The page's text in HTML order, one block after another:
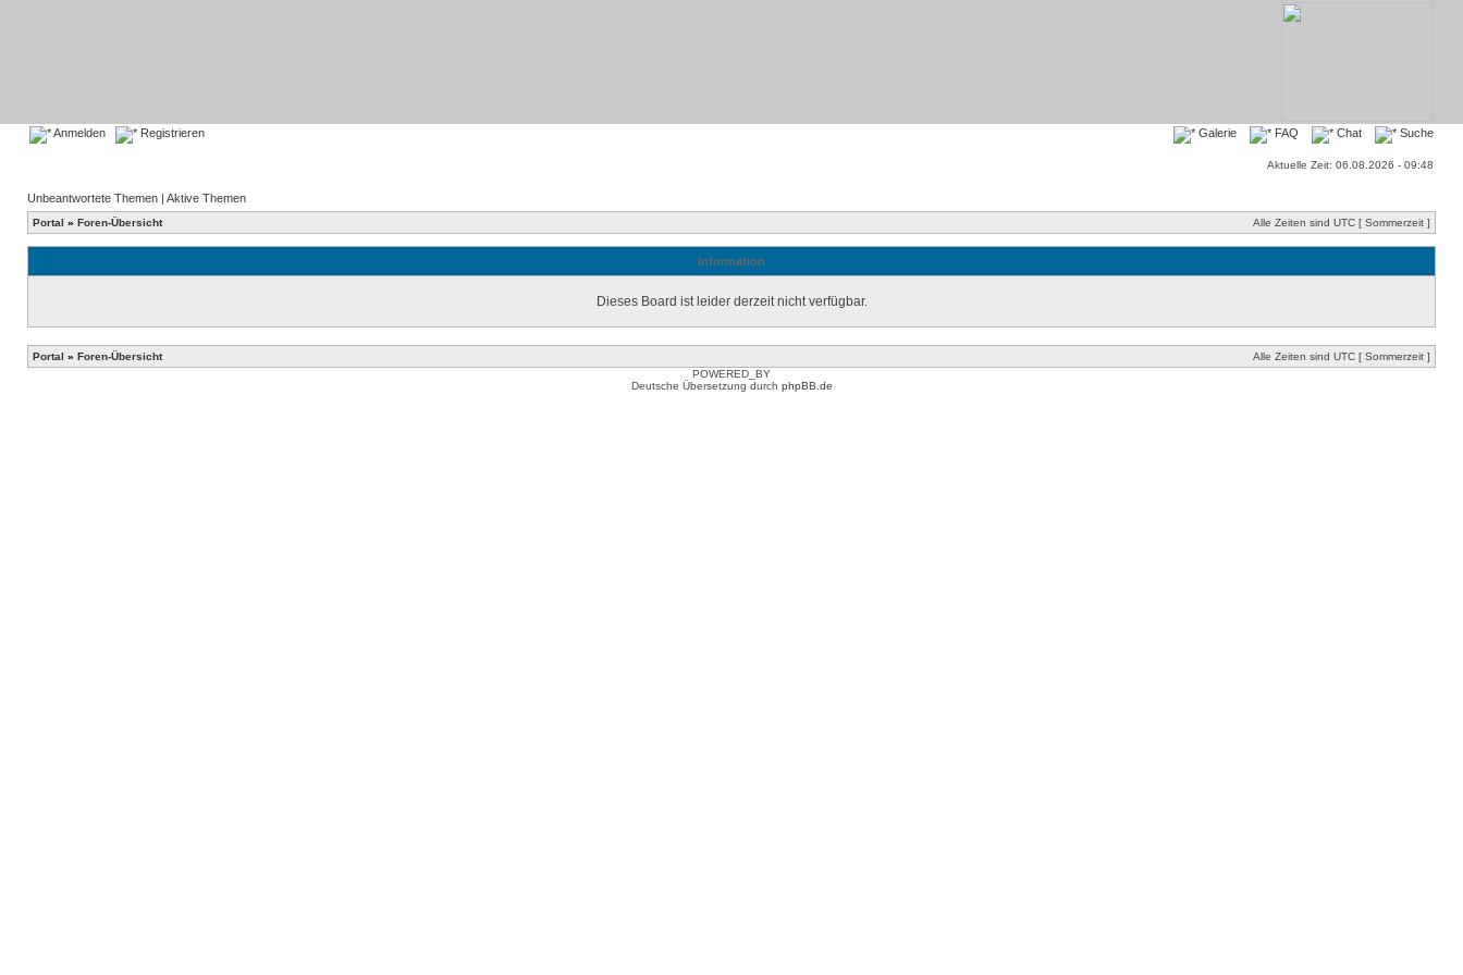
Anmelden Registrieren Galerie FAQ Chat Suche
Aktuelle Zeit: 06.08.2026 - 09:48
Unbeantwortete Themen | Aktive Themen
Portal » Foren-Übersicht Alle Zeiten sind UTC [ Sommerzeit ]
Information
Dieses Board ist leider derzeit nicht verfügbar.
Portal » Foren-Übersicht
Alle Zeiten sind UTC [ Sommerzeit ]
POWERED_BY
Deutsche Übersetzung durch phpBB.de